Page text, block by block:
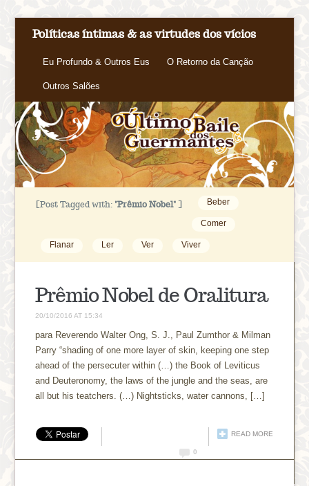
Políticas íntimas & as virtudes dos vícios
Eu Profundo & Outros Eus O Retorno da Canção
Outros Salões
[Post Tagged with: "Prêmio Nobel" ] Beber
Comer
Flanar Ler Ver Viver
Prêmio Nobel de Oralitura
20/10/2016 AT 15:34
para Reverendo Walter Ong, S. J., Paul Zumthor & Milman
Parry “shading of one more layer of skin, keeping one step
ahead of the persecuter within (…) the Book of Leviticus
and Deuteronomy, the laws of the jungle and the seas, are
all but his teatchers. (…) Nightsticks, water cannons, […]
READ MORE
0